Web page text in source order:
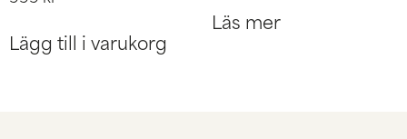
Lägg till i varukorg
Läs mer